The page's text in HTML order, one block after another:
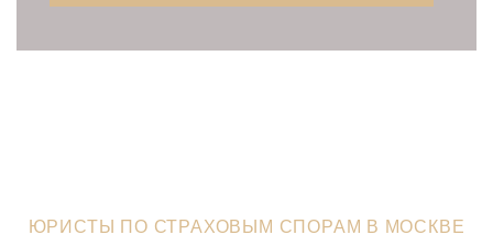
ЮРИСТЫ ПО СТРАХОВЫМ СПОРАМ В МОСКВЕ